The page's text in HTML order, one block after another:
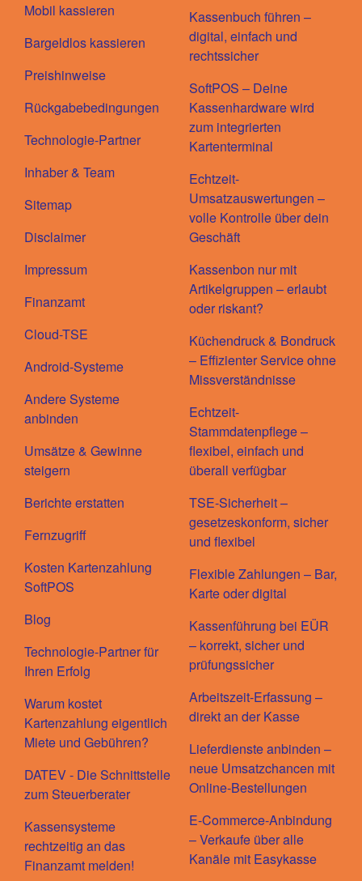
Mobil kassieren
Bargeldlos kassieren
Preishinweise
Rückgabebedingungen
Technologie-Partner
Inhaber & Team
Sitemap
Disclaimer
Impressum
Finanzamt
Cloud-TSE
Android-Systeme
Andere Systeme
anbinden
Umsätze & Gewinne
steigern
Berichte erstatten
Fernzugriff
Kosten Kartenzahlung
SoftPOS
Blog
Technologie-Partner für
Ihren Erfolg
Warum kostet
Kartenzahlung eigentlich
Miete und Gebühren?
DATEV - Die Schnittstelle
zum Steuerberater
Kassensysteme
rechtzeitig an das
Finanzamt melden!
Kassenbuch führen –
digital, einfach und
rechtssicher
SoftPOS – Deine
Kassenhardware wird
zum integrierten
Kartenterminal
Echtzeit-
Umsatzauswertungen –
volle Kontrolle über dein
Geschäft
Kassenbon nur mit
Artikelgruppen – erlaubt
oder riskant?
Küchendruck & Bondruck
– Effizienter Service ohne
Missverständnisse
Echtzeit-
Stammdatenpflege –
flexibel, einfach und
überall verfügbar
TSE-Sicherheit –
gesetzeskonform, sicher
und flexibel
Flexible Zahlungen – Bar,
Karte oder digital
Kassenführung bei EÜR
– korrekt, sicher und
prüfungssicher
Arbeitszeit-Erfassung –
direkt an der Kasse
Lieferdienste anbinden –
neue Umsatzchancen mit
Online-Bestellungen
E-Commerce-Anbindung
– Verkaufe über alle
Kanäle mit Easykasse